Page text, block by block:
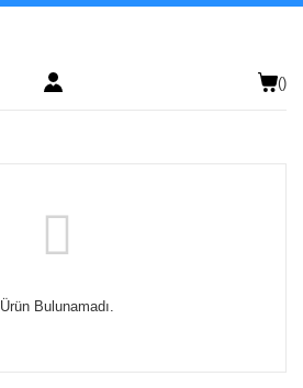
()
Ürün Bulunamadı.